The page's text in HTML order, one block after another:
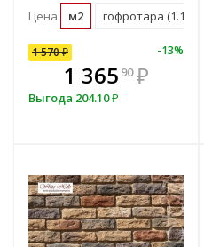
Цена: м2 гофротара (1.16 м2)
1 570₽ -13%
1 365 90 ₽
Выгода 204.10₽
7% 1 570 -
1 41300
Выгода157